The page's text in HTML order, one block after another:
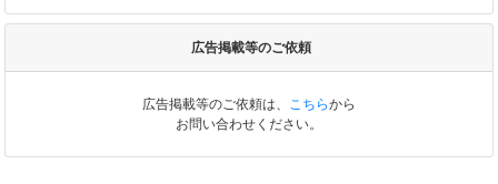
広告掲載等のご依頼
広告掲載等のご依頼は、 こちらから
お問い合わせください。